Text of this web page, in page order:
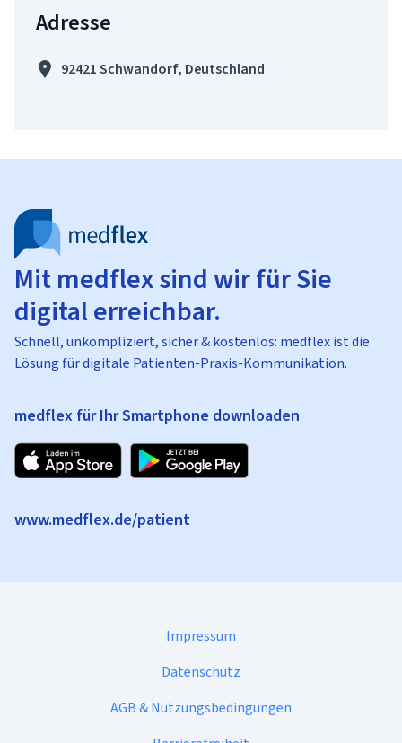
Adresse
92421 Schwandorf, Deutschland
Mit medflex sind wir für Sie
digital erreichbar.
Schnell, unkompliziert, sicher & kostenlos: medflex ist die
Lösung für digitale Patienten-Praxis-Kommunikation.
medflex für Ihr Smartphone downloaden
www.medflex.de/patient
Impressum
Datenschutz
AGB & Nutzungsbedingungen